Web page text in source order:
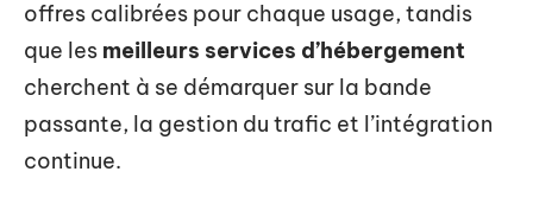
offres calibrées pour chaque usage, tandis
que les meilleurs services d’hébergement
cherchent à se démarquer sur la bande
passante, la gestion du trafic et l’intégration
continue.